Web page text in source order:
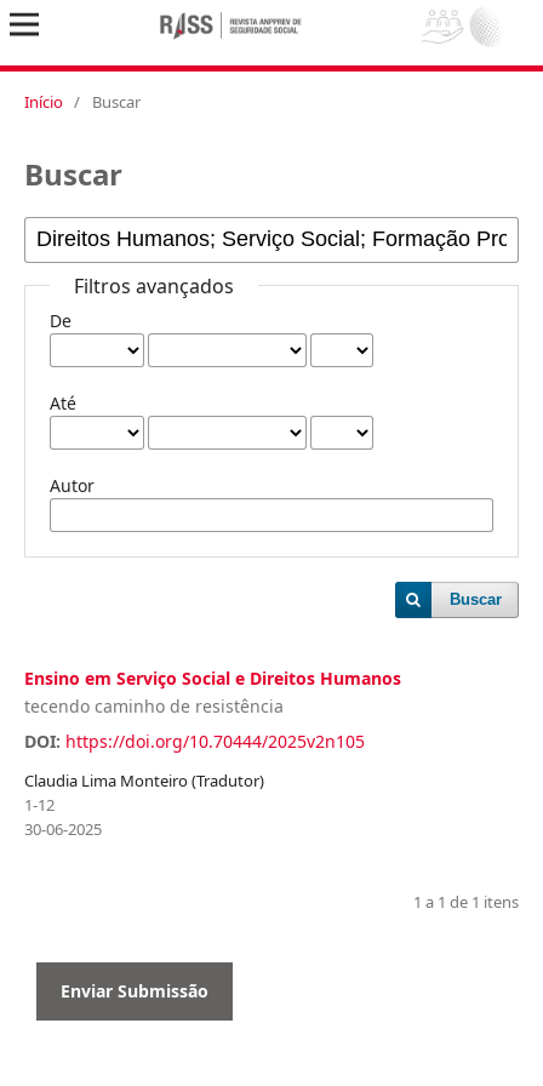
Início / Buscar
Buscar
Filtros avançados
De
Até
Autor
Buscar
Ensino em Serviço Social e Direitos Humanos
tecendo caminho de resistência
DOI: https://doi.org/10.70444/2025v2n105
Claudia Lima Monteiro (Tradutor)
1-12
30-06-2025
1 a 1 de 1 itens
Enviar Submissão